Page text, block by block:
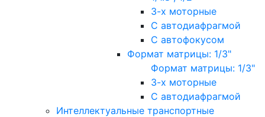
3-х моторные
С автодиафрагмой
С автофокусом
Формат матрицы: 1/3"
Формат матрицы: 1/3"
3-х моторные
С автодиафрагмой
Интеллектуальные транспортные